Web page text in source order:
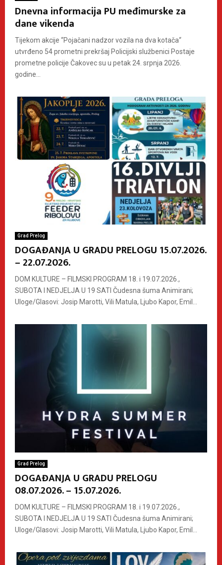
Dnevna informacija PU međimurske za
dane vikenda
Tijekom akcije “Pojačani nadzor vozila na dva kotača“
utvrđeno 54 prometni prekršaj Policijski službenici Postaje
prometne policije Čakovec su u petak 24. srpnja 2026.
godine...
Grad Prelog
DOGAĐANJA U GRADU PRELOGU 15.07.2026.
– 22.07.2026.
DOM KULTURE – FILMSKI PROGRAM 18. i 19.07.2026.,
SUBOTA I NEDJELJA U 19 SATI Čudesna šuma Animirani;
Uloge/Glasovi: Josip Marotti, Vili Matula, Ljubo Kapor, Emil...
Grad Prelog
DOGAĐANJA U GRADU PRELOGU
08.07.2026. – 15.07.2026.
DOM KULTURE – FILMSKI PROGRAM 18. i 19.07.2026.,
SUBOTA I NEDJELJA U 19 SATI Čudesna šuma Animirani;
Uloge/Glasovi: Josip Marotti, Vili Matula, Ljubo Kapor, Emil...